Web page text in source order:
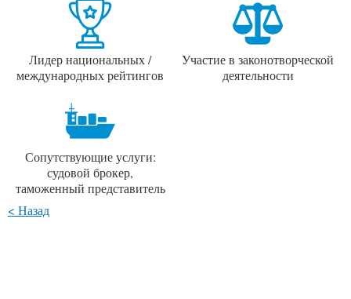
Лидер национальных /
международных рейтингов
Участие в законотворческой
деятельности
Сопутствующие услуги:
судовой брокер,
таможенный представитель
< Назад